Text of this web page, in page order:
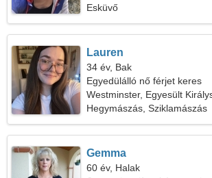
Esküvő
Lauren
34 év, Bak
Egyedülálló nő férjet keres
Westminster, Egyesült
Hegymászás, Sziklamászás
Gemma
60 év, Halak